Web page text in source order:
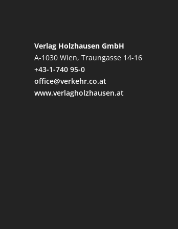
Verlag Holzhausen GmbH
A-1030 Wien, Traungasse 14-16
+43-1-740 95-0
office@verkehr.co.at
www.verlagholzhausen.at